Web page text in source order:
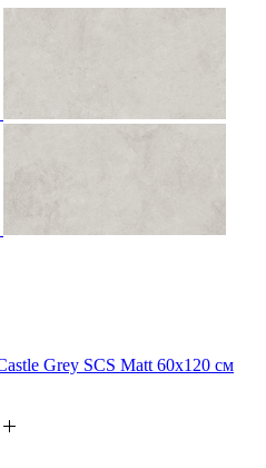
Grey SCS Matt 60x120 см